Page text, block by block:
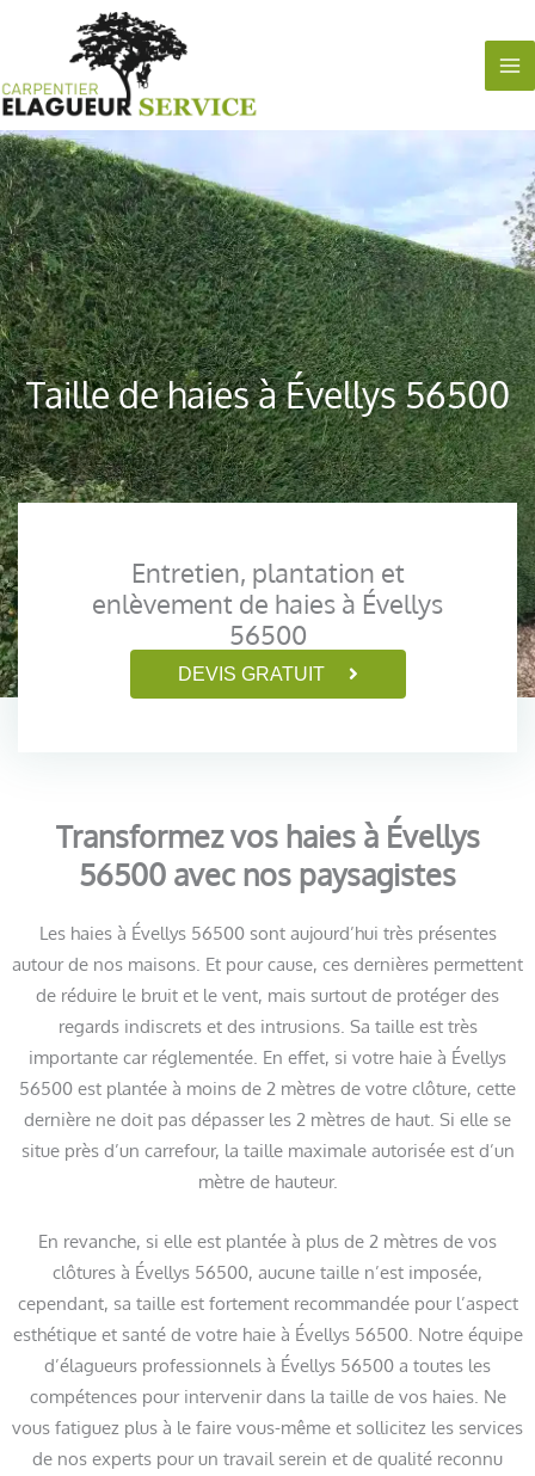
Taille de haies à Évellys 56500
Entretien, plantation et
enlèvement de haies à Évellys
56500
DEVIS GRATUIT
Transformez vos haies à Évellys
56500 avec nos paysagistes
Les haies à Évellys 56500 sont aujourd’hui très présentes
autour de nos maisons. Et pour cause, ces dernières permettent
de réduire le bruit et le vent, mais surtout de protéger des
regards indiscrets et des intrusions. Sa taille est très
importante car réglementée. En effet, si votre haie à Évellys
56500 est plantée à moins de 2 mètres de votre clôture, cette
dernière ne doit pas dépasser les 2 mètres de haut. Si elle se
situe près d’un carrefour, la taille maximale autorisée est d’un
mètre de hauteur.
En revanche, si elle est plantée à plus de 2 mètres de vos
clôtures à Évellys 56500, aucune taille n’est imposée,
cependant, sa taille est fortement recommandée pour l’aspect
esthétique et santé de votre haie à Évellys 56500. Notre équipe
d’élagueurs professionnels à Évellys 56500 a toutes les
compétences pour intervenir dans la taille de vos haies. Ne
vous fatiguez plus à le faire vous-même et sollicitez les services
de nos experts pour un travail serein et de qualité reconnu